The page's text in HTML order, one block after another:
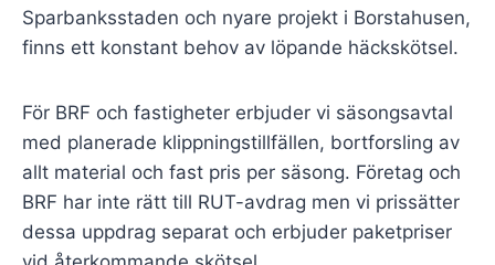
Sparbanksstaden och nyare projekt i Borstahusen,
finns ett konstant behov av löpande häckskötsel.
För BRF och fastigheter erbjuder vi säsongsavtal
med planerade klippningstillfällen, bortforsling av
allt material och fast pris per säsong. Företag och
BRF har inte rätt till RUT-avdrag men vi prissätter
dessa uppdrag separat och erbjuder paketpriser